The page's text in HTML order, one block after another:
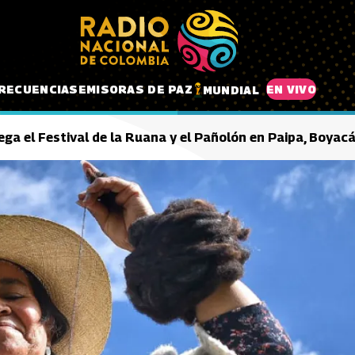
EMISORAS DE PAZ MUNDIAL EN VIVO
el Festival de la Ruana y el Pañolón en Paipa, Boyacá